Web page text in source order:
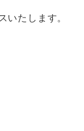
いたします。